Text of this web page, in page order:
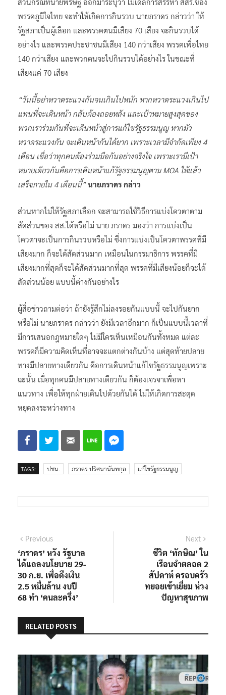
พรรคภูมิใจไทย จะทำให้เกิดการกินรวบ นายภราดร กล่าวว่า ให้
รัฐสภาเป็นผู้เลือก และพรรคตนมีเสียง 70 เสียง จะกินรวบได้
อย่างไร และพรรคประชาชนมีเสียง 140 กว่าเสียง พรรคเพื่อไทย
140 กว่าเสียง และพวกตนจะไปกินรวบได้อย่างไร ในขณะที่
เสียงแค่ 70 เสียง
“วันนี้อย่าหวาดระแวงกันจนเกินไปหนัก หากหวาดระแวงเกินไป
แทนที่จะเดินหน้า กลับต้องถอยหลัง และเป้าหมายสูงสุดของ
พวกเราร่วมกันที่จะเดินหน้าสู่การแก้ไขรัฐธรรมนูญ หากมัว
หวาดระแวงกัน จะเดินหน้ากันได้ยาก เพราะเวลามีจำกัดเพียง 4
เดือน เชื่อว่าทุกคนต้องร่วมมือกันอย่างจริงใจ เพราะเรามีเป้า
หมายเดียวกันคือการเดินหน้าแก้รัฐธรรมนูญตาม MOA ให้แล้ว
เสร็จภายใน 4 เดือนนี้” นายภราดร กล่าว
ส่วนหากไม่ให้รัฐสภาเลือก จะสามารถใช้วิธีการแบ่งโควตาตาม
สัดส่วนของ สส.ได้หรือไม่ นาย ภราดร มองว่า การแบ่งเป็น
โควตาจะเป็นการกินรวบหรือไม่ ซึ่งการแบ่งเป็นโควตาพรรคที่มี
เสียงมาก ก็จะได้สัดส่วนมาก เหมือนในกรรมาธิการ พรรคที่มี
เสียงมากที่สุดก็จะได้สัดส่วนมากที่สุด พรรคที่มีเสียงน้อยก็จะได้
สัดส่วนน้อย แบบนี้ต่างกันอย่างไร
ผู้สื่อข่าวถามต่อว่า ถ้ายังรู้สึกไม่ลงรอยกันแบบนี้ จะไปกันยาก
หรือไม่ นายภราดร กล่าวว่า ยังมีเวลาอีกมาก ก็เป็นแบบนี้เวลาที่
มีการเสนอกฎหมายใดๆ ไม่มีใครเห็นเหมือนกันทั้งหมด แต่ละ
พรรคก็มีความคิดเห็นที่อาจจะแตกต่างกันบ้าง แต่สุดท้ายปลาย
ทางมีปลายทางเดียวกัน คือการเดินหน้าแก้ไขรัฐธรรมนูญเพราะ
ฉะนั้น เมื่อทุกคนมีปลายทางเดียวกัน ก็ต้องเจรจาเพื่อหา
แนวทาง เพื่อให้ทุกฝ่ายเดินไปด้วยกันได้ ไม่ให้เกิดการสะดุด
หยุดลงระหว่างทาง
TAGS: ปชน. ภราดร ปริศนานันทกุล แก้ไขรัฐธรรมนูญ
แนะแนว
เรื่อง
PreviousPrevious
post:
‘ภราดร’ หวัง รัฐบาล
ได้แถลงนโยบาย 29-
30 ก.ย. เพื่อดึงเงิน
2.5 หมื่นล้าน งบปี
68 ทำ ‘คนละครึ่ง’
Next
post:
ชีวิต ‘ทักษิณ’ ใน
เรือนจำตลอด 2
สัปดาห์ ครอบครัว
ทยอยเข้าเยี่ยม ห่วง
ปัญหาสุขภาพ
RELATED POSTS